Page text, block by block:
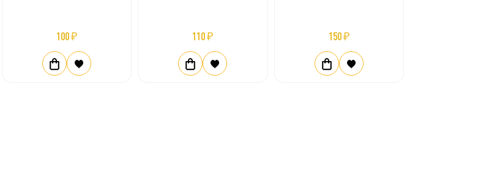
100 ₽ 110 ₽ 150 ₽